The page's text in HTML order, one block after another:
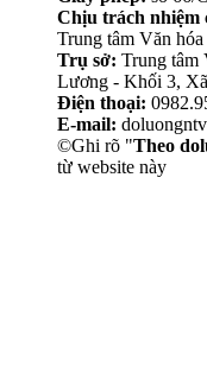
Chịu trách nhiệm
Trung tâm Văn
Trụ sở: Trung tâm
Lương - Khối 3,
Điện thoại:
E-mail:
©Ghi rõ "Theo
từ website này